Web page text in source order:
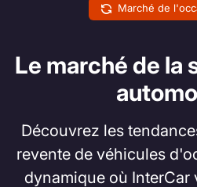
Marché de
Le marché de la
Découvrez les
revente de véhicules
dynamique où